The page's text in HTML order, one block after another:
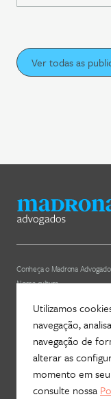
Ver todas as
Conheça o Madrona
Nossa cultura
Hub Madrona
Vem ser Madrona
Proteção de Dados e
Fale com a
Utilizamos
navegação,
navegação de
alterar as
momento em
consulte nossa